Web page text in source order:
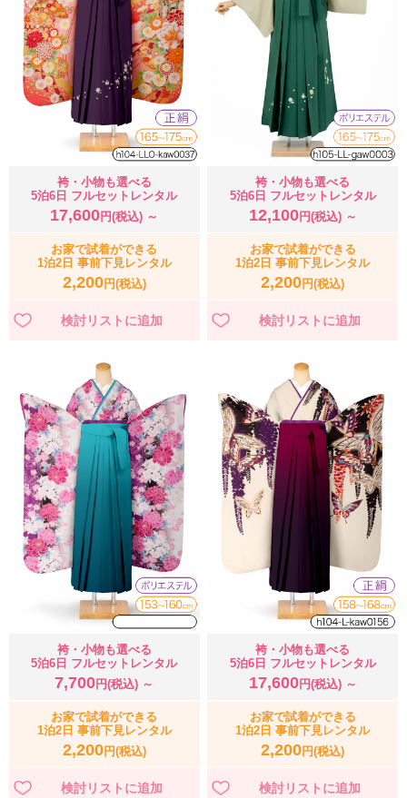
袴・小物も選べる
5泊6日 フルセットレンタル
17,600 円(税込) ～
お家で試着ができる
1泊2日 事前下見レンタル
2,200円(税込)
袴・小物も選べる
5泊6日 フルセットレンタル
12,100円(税込) ～
お家で試着ができる
1泊2日 事前下見レンタル
2,200円(税込)
袴・小物も選べる
5泊6日 フルセットレンタル
7,700 円(税込) ～
お家で試着ができる
1泊2日 事前下見レンタル
2,200円(税込)
袴・小物も選べる
5泊6日 フルセットレンタル
17,600円(税込) ～
お家で試着ができる
1泊2日 事前下見レンタル
2,200円(税込)